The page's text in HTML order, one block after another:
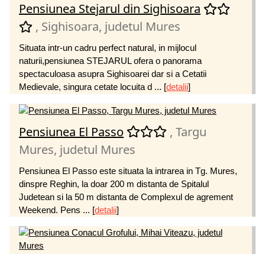
Pensiunea Stejarul din Sighisoara
, Sighisoara, judetul Mures
Situata intr-un cadru perfect natural, in mijlocul
naturii,pensiunea STEJARUL ofera o panorama
spectaculoasa asupra Sighisoarei dar si a Cetatii
Medievale, singura cetate locuita d ... [detalii]
Pensiunea El Passo
, Targu
Mures, judetul Mures
Pensiunea El Passo este situata la intrarea in Tg. Mures,
dinspre Reghin, la doar 200 m distanta de Spitalul
Judetean si la 50 m distanta de Complexul de agrement
Weekend. Pens ... [detalii]